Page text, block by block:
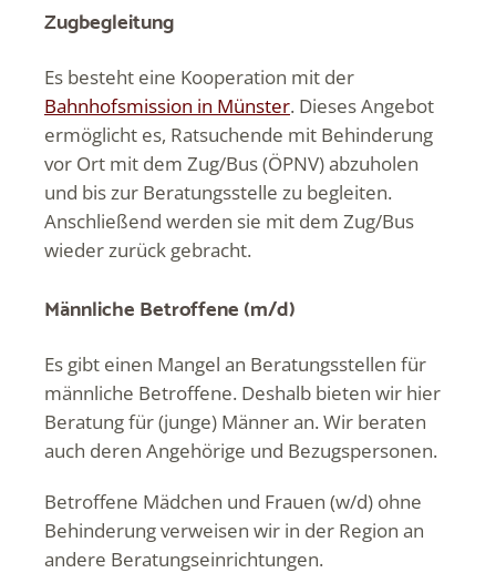
Zugbegleitung
Es besteht eine Kooperation mit der
Bahnhofsmission in Münster. Dieses Angebot
ermöglicht es, Ratsuchende mit Behinderung
vor Ort mit dem Zug/Bus (ÖPNV) abzuholen
und bis zur Beratungsstelle zu begleiten.
Anschließend werden sie mit dem Zug/Bus
wieder zurück gebracht.
Männliche Betroffene (m/d)
Es gibt einen Mangel an Beratungsstellen für
männliche Betroffene. Deshalb bieten wir hier
Beratung für (junge) Männer an. Wir beraten
auch deren Angehörige und Bezugspersonen.
Betroffene Mädchen und Frauen (w/d) ohne
Behinderung verweisen wir in der Region an
andere Beratungseinrichtungen.